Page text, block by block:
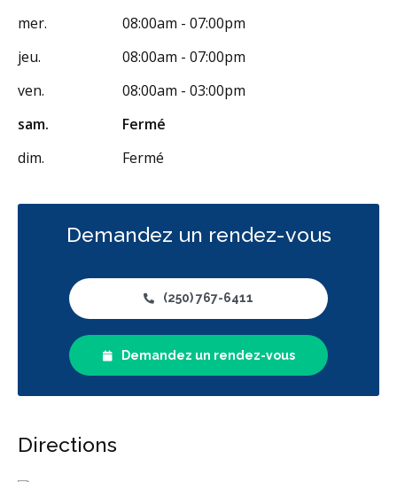
mer.
08:00am - 07:00pm
jeu.
08:00am - 07:00pm
ven.
08:00am - 03:00pm
sam.
Fermé
dim.
Fermé
Demandez un rendez-vous
(250) 767-6411
Demandez un rendez-vous
Directions